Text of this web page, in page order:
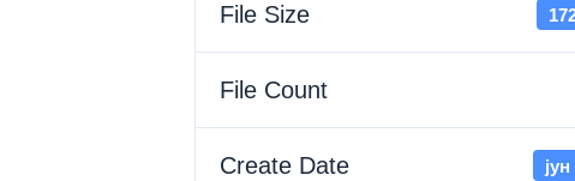
File Size
File Count
Create Date